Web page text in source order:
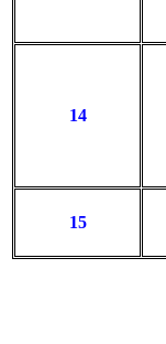
14
15